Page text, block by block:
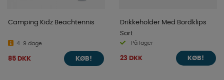
Camping Kidz Beachtennis
4-9 dage
85 DKK KØB!
Drikkeholder Med Bordklips
Sort
På lager
23 DKK KØB!